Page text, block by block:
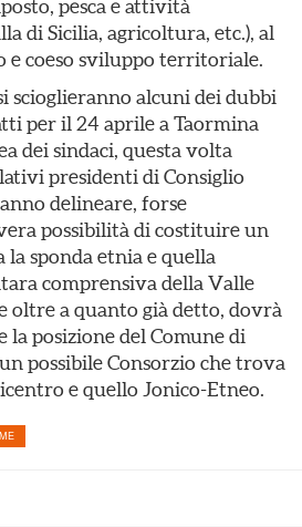
pesca e attività
di Sicilia, agricoltura, etc.), al
e coeso sviluppo territoriale.
scioglieranno alcuni dei dubbi
per il 24 aprile a Taormina
dei sindaci, questa volta
presidenti di Consiglio
delineare, forse
possibilità di costituire un
sponda etnia e quella
comprensiva della Valle
oltre a quanto già detto, dovrà
la posizione del Comune di
possibile Consorzio che trova
e quello Jonico-Etneo.